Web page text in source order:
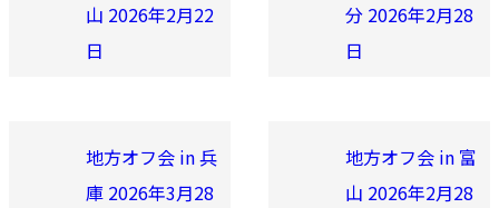
山 2026年2月22
日
分 2026年2月28
日
地方オフ会 in 兵
庫 2026年3月28
地方オフ会 in 富
山 2026年2月28